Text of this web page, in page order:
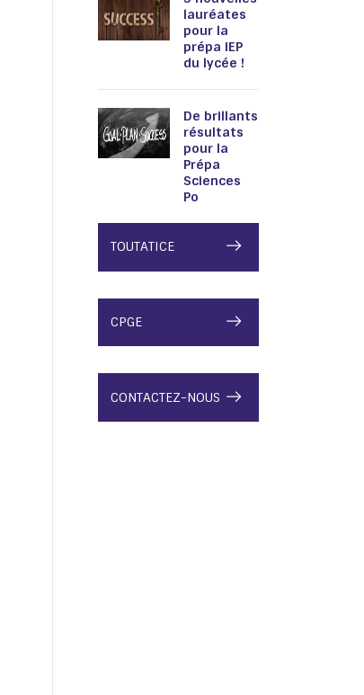
lauréates
pour la
prépa IEP
du lycée !
De brillants
résultats
pour la
Prépa
Sciences
Po
TOUTATICE
CPGE
CONTACTEZ-NOUS